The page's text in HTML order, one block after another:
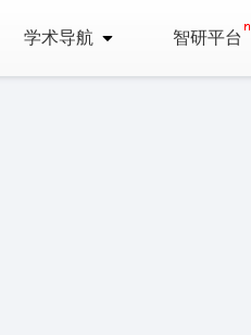
学术导航 智研平台